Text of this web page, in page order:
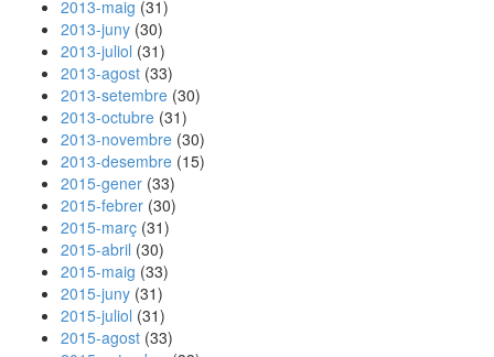
2013-maig (31)
2013-juny (30)
2013-juliol (31)
2013-agost (33)
2013-setembre (30)
2013-octubre (31)
2013-novembre (30)
2013-desembre (15)
2015-gener (33)
2015-febrer (30)
2015-març (31)
2015-abril (30)
2015-maig (33)
2015-juny (31)
2015-juliol (31)
2015-agost (33)